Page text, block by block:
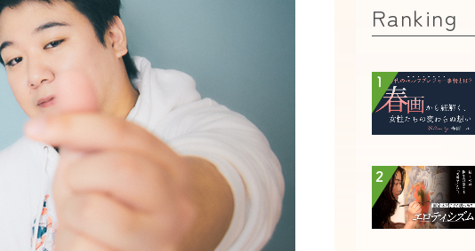
Ranking
1
2